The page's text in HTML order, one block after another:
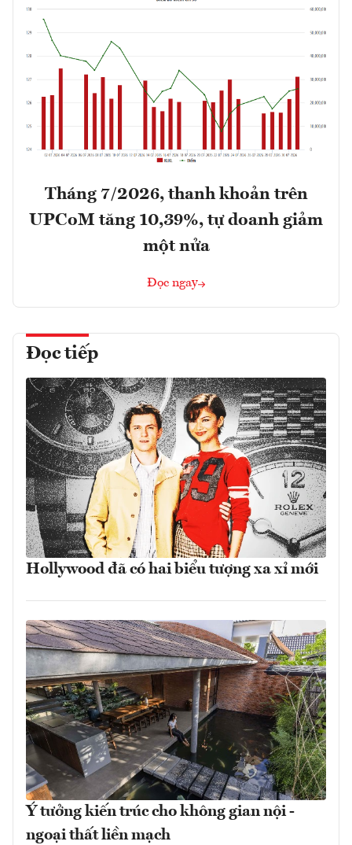
Tháng 7/2026, thanh khoản trên
UPCoM tăng 10,39%, tự doanh giảm
một nửa
Đọc ngay
Đọc tiếp
Hollywood đã có hai biểu tượng xa xỉ mới
Ý tưởng kiến trúc cho không gian nội -
ngoại thất liền mạch